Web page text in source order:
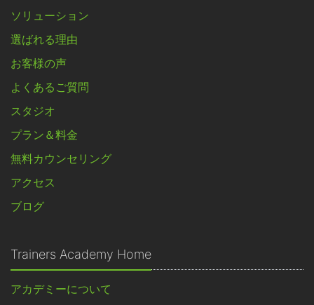
ソリューション
選ばれる理由
お客様の声
よくあるご質問
スタジオ
プラン＆料金
無料カウンセリング
アクセス
ブログ
Trainers Academy Home
アカデミーについて